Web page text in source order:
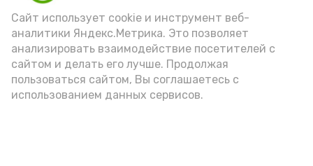
Сайт использует cookie и инструмент веб-
аналитики Яндекс.Метрика. Это позволяет
анализировать взаимодействие посетителей с
сайтом и делать его лучше. Продолжая
пользоваться сайтом, Вы соглашаетесь с
использованием данных сервисов.